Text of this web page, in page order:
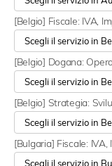
[Belgio] Fiscale: IVA,
[Belgio] Dogana:
[Belgio] Strategia:
[Bulgaria] Fiscale: